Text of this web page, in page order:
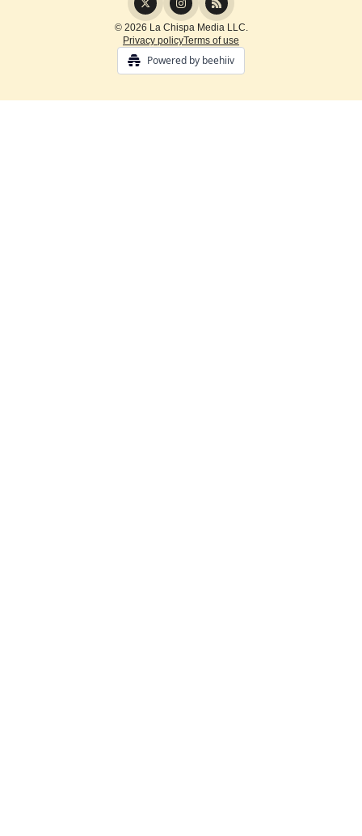
© 2026 La Chispa Media LLC.
Privacy policyTerms of use
Powered by beehiiv